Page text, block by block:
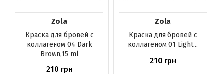
Zola
Краска для бровей с
коллагеном 04 Dark
Brown,15 ml
210 грн
Zola
Краска для бровей с
коллагеном 01 Light...
210 грн